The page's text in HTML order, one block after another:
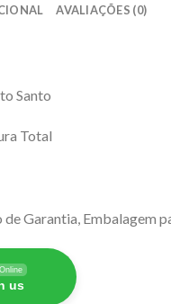
AVALIAÇÕES (0)
Santo
Total
Garantia, Embalagem
Online
us